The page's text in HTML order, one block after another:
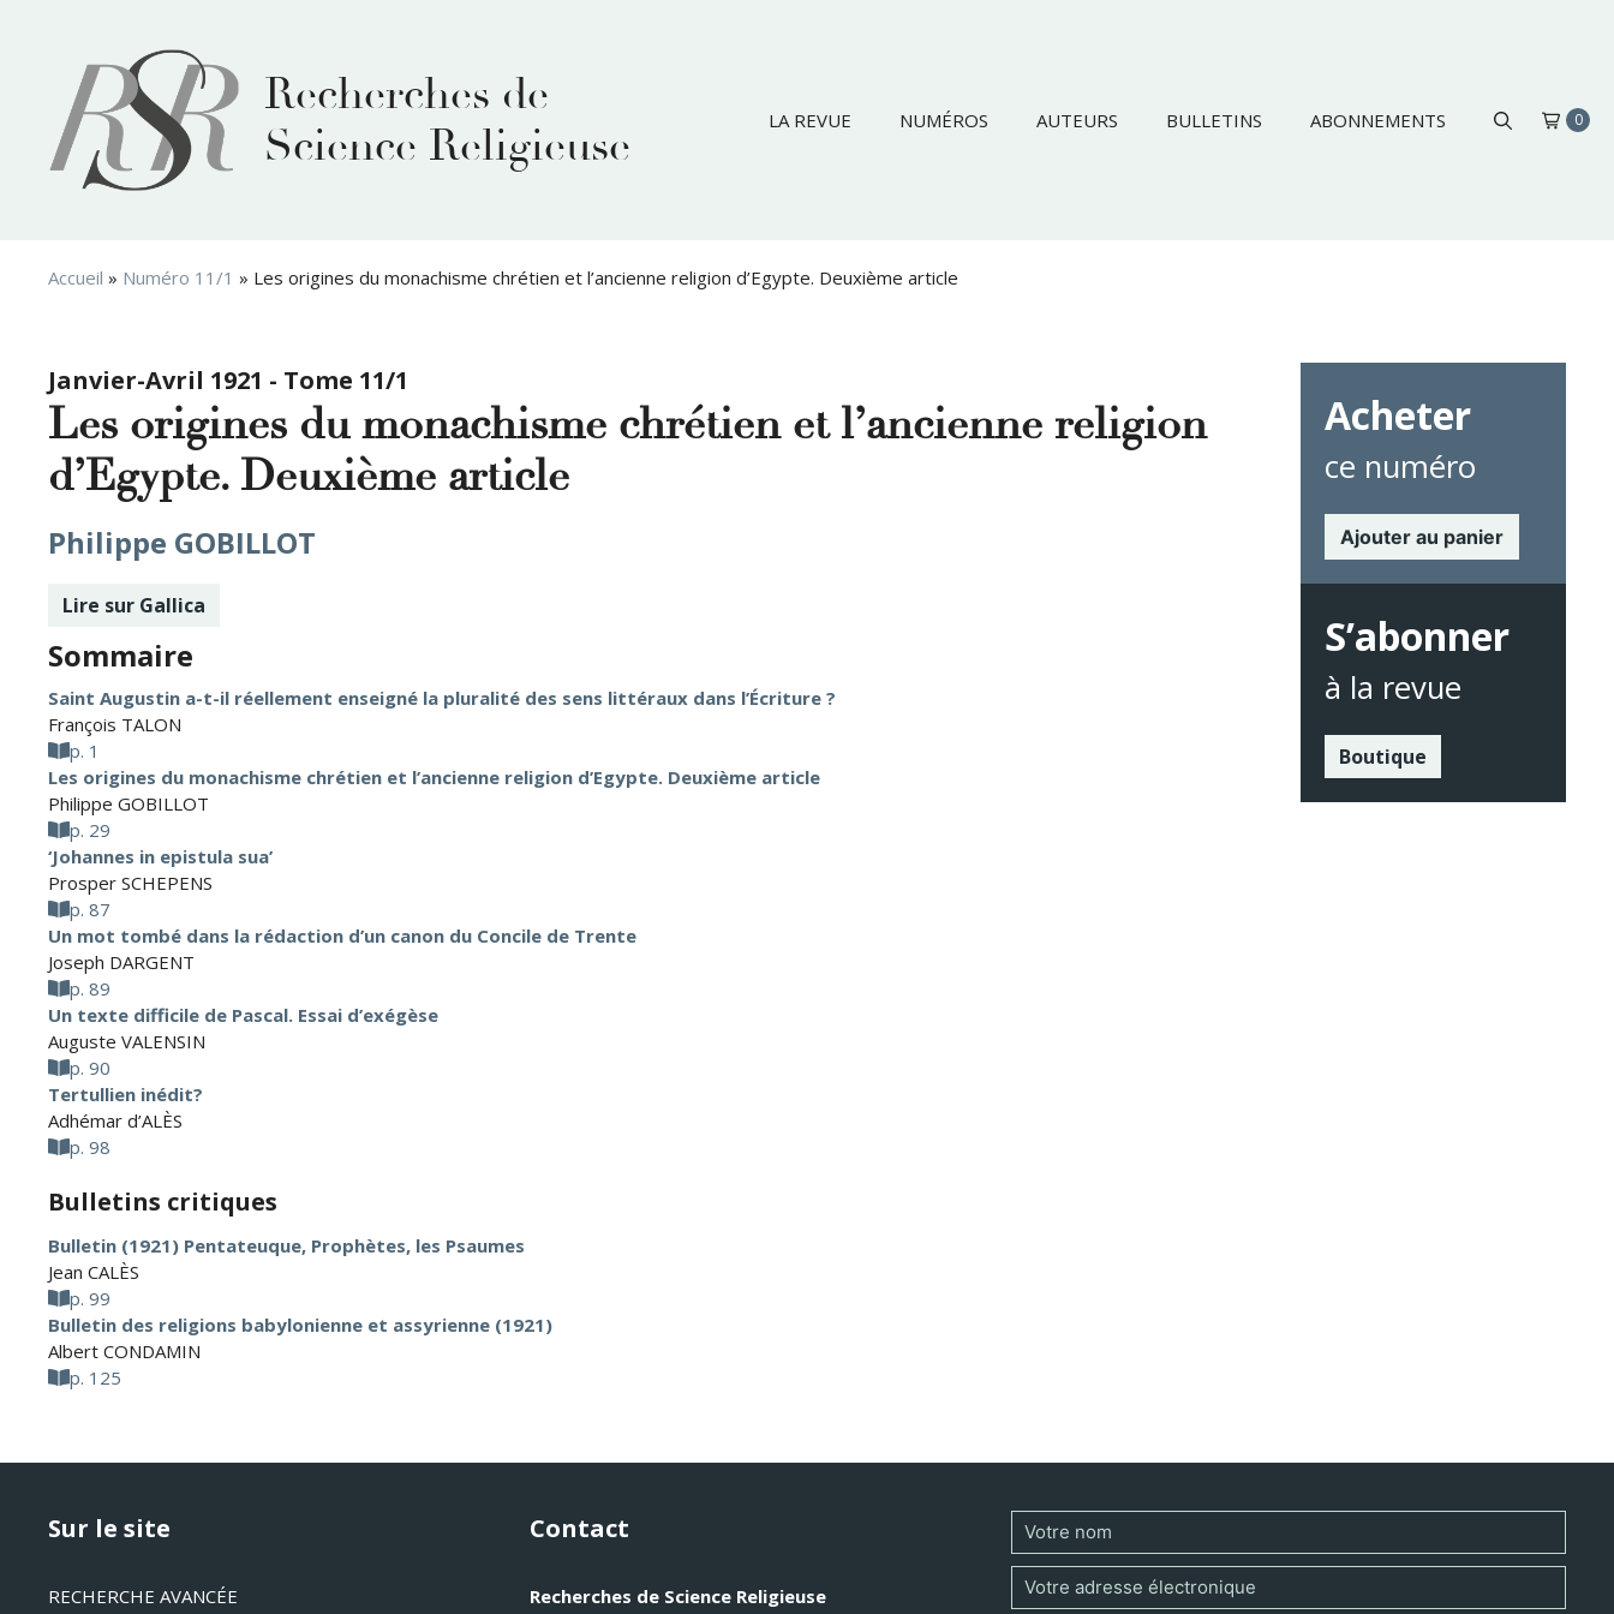
Recherches de
Science Religieuse
0
LA REVUE NUMÉROS AUTEURS BULLETINS ABONNEMENTS
Accueil » Numéro 11/1 » Les origines du monachisme chrétien et l’ancienne religion d’Egypte. Deuxième article
Janvier-Avril 1921 - Tome 11/1
Les origines du monachisme chrétien et l’ancienne religion
d’Egypte. Deuxième article
Philippe GOBILLOT
Lire sur Gallica
Sommaire
Saint Augustin a-t-il réellement enseigné la pluralité des sens littéraux dans l’Écriture ?
François TALON
p. 1
Les origines du monachisme chrétien et l’ancienne religion d’Egypte. Deuxième article
Philippe GOBILLOT
p. 29
‘Johannes in epistula sua’
Prosper SCHEPENS
p. 87
Un mot tombé dans la rédaction d’un canon du Concile de Trente
Joseph DARGENT
p. 89
Un texte difficile de Pascal. Essai d’exégèse
Auguste VALENSIN
p. 90
Tertullien inédit?
Adhémar d’ALÈS
p. 98
Bulletins critiques
Bulletin (1921) Pentateuque, Prophètes, les Psaumes
Jean CALÈS
p. 99
Bulletin des religions babylonienne et assyrienne (1921)
Albert CONDAMIN
p. 125
Acheter
ce numéro
Ajouter au panier
S’abonner
à la revue
Boutique
Sur le site
RECHERCHE AVANCÉE
Contact
Recherches de Science Religieuse